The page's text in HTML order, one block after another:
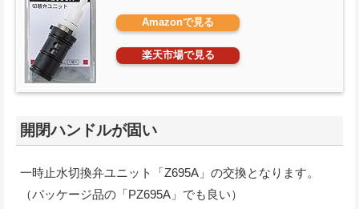
Amazonで見る
楽天市場で見る
開閉ハンドルが固い
一時止水切換弁ユニット「Z695A」の交換となります。
（パッケージ品の「PZ695A」でも良い）